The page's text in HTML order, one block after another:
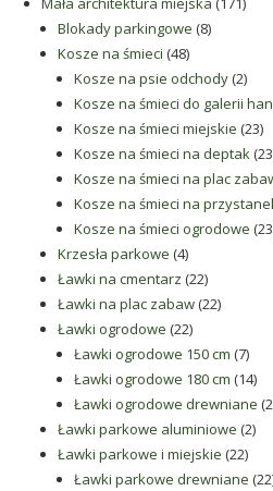
Blokady parkingowe 88
Kosze na śmieci 4848
produktów
Kosze na psie odchody 22
Kosze na śmieci do galerii
Kosze na śmieci miejskie 2323
Kosze na śmieci na deptak 23
Kosze na śmieci na plac
Kosze na śmieci na
Kosze na śmieci ogrodowe 23
Krzesła parkowe 44
produkty
Ławki na cmentarz 2222
produkty
Ławki na plac zabaw 2222
Ławki ogrodowe 2222
produkty
Ławki ogrodowe 150 cm 77
Ławki ogrodowe 180 cm 1414
Ławki ogrodowe drewniane
Ławki parkowe aluminiowe 22
Ławki parkowe i miejskie 2222
Ławki parkowe drewniane 22